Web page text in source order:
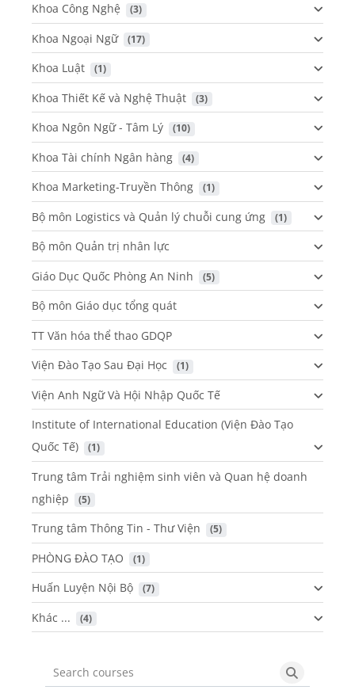
Khoa Công Nghệ (3)
Khoa Ngoại Ngữ (17)
Khoa Luật (1)
Khoa Thiết Kế và Nghệ Thuật (3)
Khoa Ngôn Ngữ - Tâm Lý (10)
Khoa Tài chính Ngân hàng (4)
Khoa Marketing-Truyền Thông (1)
Bộ môn Logistics và Quản lý chuỗi cung ứng (1)
Bộ môn Quản trị nhân lực
Giáo Dục Quốc Phòng An Ninh
(5)
Bộ môn Giáo dục tổng quát
TT Văn hóa thể thao GDQP
Viện Đào Tạo Sau Đại Học
(1)
Viện Anh Ngữ Và Hội Nhập Quốc Tế
Institute of International Education (Viện Đào Tạo
Quốc Tế)
(1)
Trung tâm Trải nghiệm sinh viên và Quan hệ doanh
nghiệp
(5)
Trung tâm Thông Tin - Thư Viện (5)
PHÒNG ĐÀO TẠO (1)
Huấn Luyện Nội Bộ (7)
Khác ... (4)
Search courses